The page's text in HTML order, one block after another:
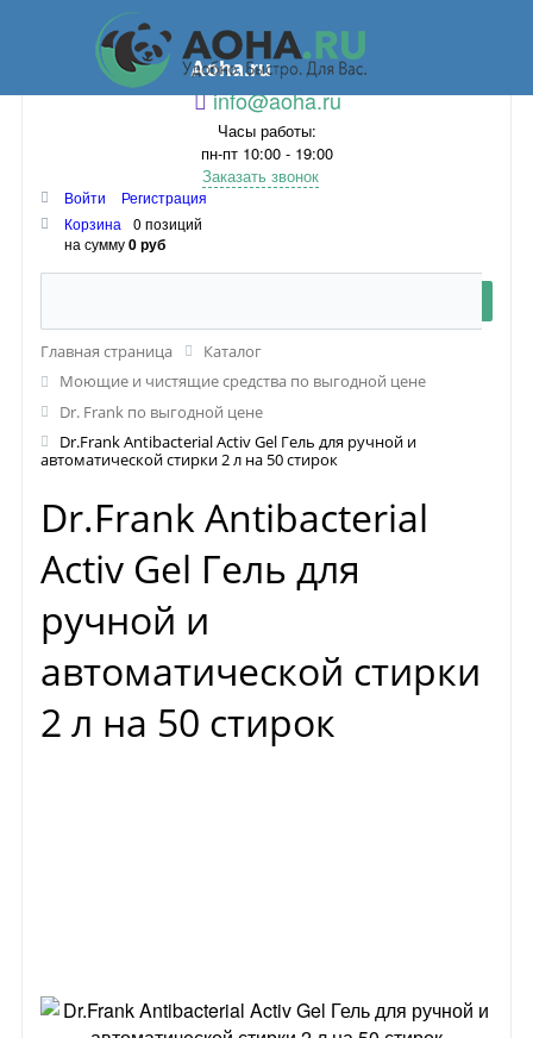
Aoha.ru
info@aoha.ru
Часы работы:
пн-пт 10:00 - 19:00
Заказать звонок
Войти
Регистрация
Корзина
0 позиций
на сумму0 руб
Главная страница
Каталог
Моющие и чистящие средства по выгодной цене
Dr. Frank по выгодной цене
Dr.Frank Antibacterial Activ Gel Гель для ручной и
автоматической стирки 2 л на 50 стирок
Dr.Frank Antibacterial
Activ Gel Гель для
ручной и
автоматической стирки
2 л на 50 стирок